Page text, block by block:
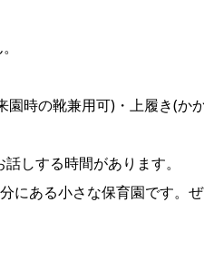
園時の靴兼用可)・上履き(
しする時間があります。
にある小さな保育園です。